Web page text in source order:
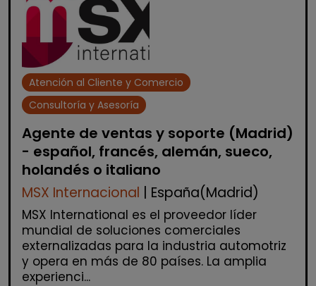
Atención al Cliente y Comercio
Consultoría y Asesoría
Agente de ventas y soporte (Madrid)
- español, francés, alemán, sueco,
holandés o italiano
MSX Internacional | España(Madrid)
MSX International es el proveedor líder
mundial de soluciones comerciales
externalizadas para la industria automotriz
y opera en más de 80 países. La amplia
experienci...